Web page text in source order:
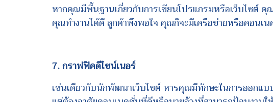
หากคุณมีพื้นฐานเกี่ยวกับการเขียนโปรแกรมหรือเว็บไซต์ คุ
คุณทำงานได้ดี ลูกค้าพึงพอใจ คุณก็จะมีเครือข่ายหรือคอนเ
7. กราฟฟิคดีไซน์เนอร์
เช่นเดียวกับนักพัฒนาเว็บไซต์ หารคุณมีทักษะในการออกแ